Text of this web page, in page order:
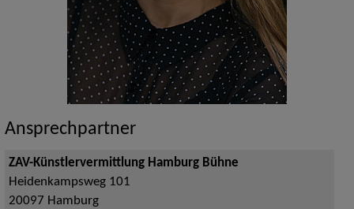
Ansprechpartner
ZAV-Künstlervermittlung Hamburg Bühne
Heidenkampsweg 101
20097 Hamburg